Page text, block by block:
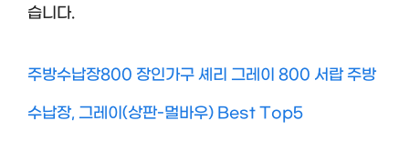
습니다.
주방수납장800 장인가구 셰리 그레이 800 서랍 주방
수납장, 그레이(상판-멀바우) Best Top5